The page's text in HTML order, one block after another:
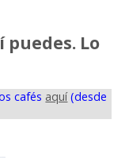
puedes. Lo
cafés aquí(desde